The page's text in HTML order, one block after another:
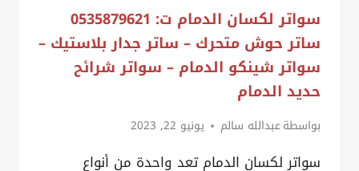
سواتر لكسان الدمام ت: 0535879621
ساتر حوش متحرك – ساتر جدار بلاستيك –
سواتر شينكو الدمام – سواتر شرائح
حديد الدمام
بواسطةعبدالله سالم يونيو 22, 2023
سواتر لكسان الدمام تعد واحدة من أنواع